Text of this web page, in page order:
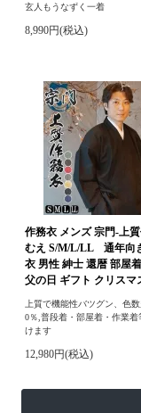
玄人もうなずく一着
8,990円(税込)
作務衣 メンズ 宗門-上
むえ S/M/L/LL 通年向
衣 男性 紳士 還暦 部屋
父の日 ギフト クリスマ
上質で機能性バツグン、色
0％,普段着・部屋着・作業着
けます
12,980円(税込)